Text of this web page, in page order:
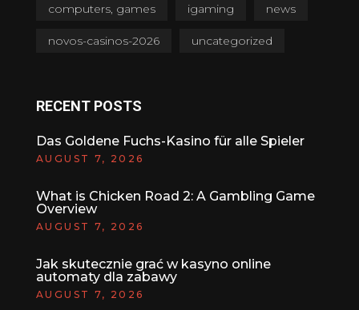
computers, games igaming news
novos-casinos-2026 uncategorized
RECENT POSTS
Das Goldene Fuchs-Kasino für alle Spieler
AUGUST 7, 2026
What is Chicken Road 2: A Gambling Game
Overview
AUGUST 7, 2026
Jak skutecznie grać w kasyno online
automaty dla zabawy
AUGUST 7, 2026